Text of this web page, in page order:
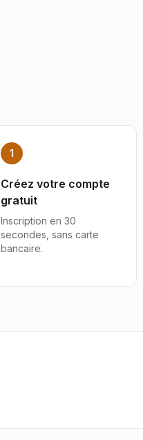
1
Créez votre compte
gratuit
Inscription en 30
secondes, sans carte
bancaire.